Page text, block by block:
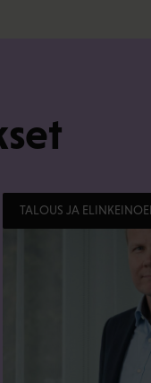
TALOUS JA